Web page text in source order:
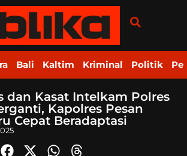
Bali Kaltim Kriminal Politik
dan Kasat Intelkam Polres
Kapolres Pesan
Cepat Beradaptasi